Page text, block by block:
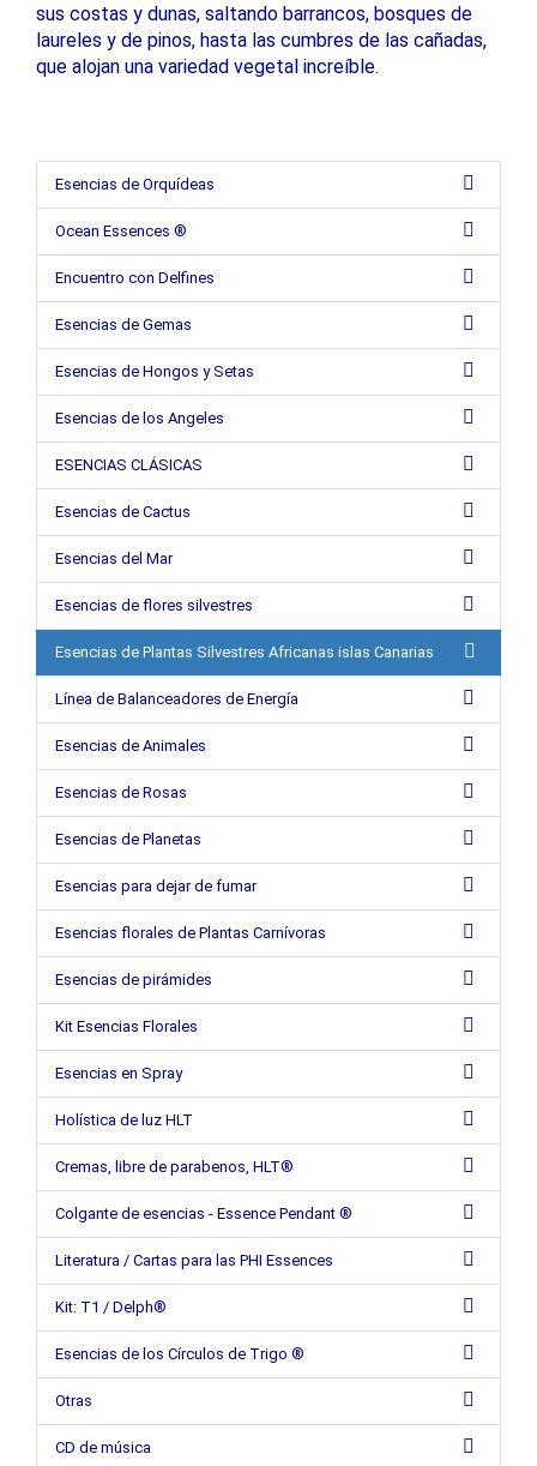
sus costas y dunas, saltando barrancos, bosques de
laureles y de pinos, hasta las cumbres de las cañadas,
que alojan una variedad vegetal increíble.
Esencias de Orquídeas
Ocean Essences ®
Encuentro con Delfines
Esencias de Gemas
Esencias de Hongos y Setas
Esencias de los Angeles
ESENCIAS CLÁSICAS
Esencias de Cactus
Esencias del Mar
Esencias de flores silvestres
Esencias de Plantas Silvestres Africanas islas Canarias
Línea de Balanceadores de Energía
Esencias de Animales
Esencias de Rosas
Esencias de Planetas
Esencias para dejar de fumar
Esencias florales de Plantas Carnívoras
Esencias de pirámides
Kit Esencias Florales
Esencias en Spray
Holística de luz HLT
Cremas, libre de parabenos, HLT®
Colgante de esencias - Essence Pendant ®
Literatura / Cartas para las PHI Essences
Kit: T1 / Delph®
Esencias de los Círculos de Trigo ®
Otras
CD de música